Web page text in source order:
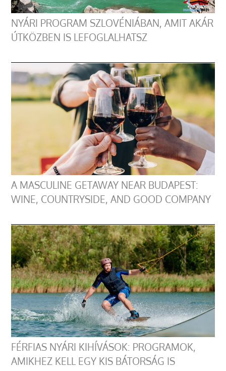
NYÁRI PROGRAM SZLOVÉNIÁBAN, AMIT AKÁR
ÚTKÖZBEN IS LEFOGLALHATSZ
A MASCULINE GETAWAY NEAR BUDAPEST:
WINE, COUNTRYSIDE, AND GOOD COMPANY
FÉRFIAS NYÁRI KIHÍVÁSOK: PROGRAMOK,
AMIKHEZ KELL EGY KIS BÁTORSÁG IS